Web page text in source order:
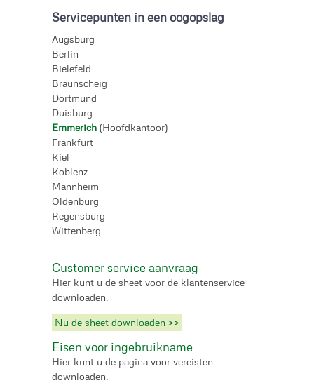
Servicepunten in een oogopslag
Augsburg
Berlin
Bielefeld
Braunscheig
Dortmund
Duisburg
Emmerich (Hoofdkantoor)
Frankfurt
Kiel
Koblenz
Mannheim
Oldenburg
Regensburg
Wittenberg
Customer service aanvraag
Hier kunt u de sheet voor de klantenservice
downloaden.
Nu de sheet downloaden >>
Eisen voor ingebruikname
Hier kunt u de pagina voor vereisten
downloaden.